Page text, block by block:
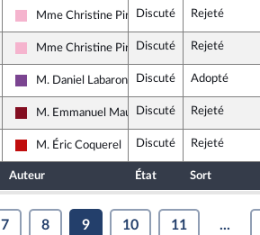
Socialistes et apparentés
Mme Christine Pirès Beaune
Discuté Rejeté
Socialistes et apparentés
Mme Christine Pirès Beaune
Discuté Rejeté
Ensemble pour la République
M. Daniel LabaronneDiscuté Adopté
Gauche Démocrate et Républicaine
M. Emmanuel MaurelDiscuté Rejeté
La France insoumise - Nouveau Front Populaire
M. Éric Coquerel Discuté Rejeté
Auteur État Sort
7 8 9 10 11 ...